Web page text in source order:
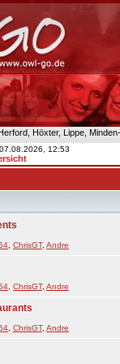
Höxter, Lippe,
12:53
ChrisGT, Andre
ChrisGT, Andre
ChrisGT, Andre